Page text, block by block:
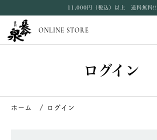
11,000円（税込）以上 送料無料!!
ONLINE STORE
ログイン
ログイン